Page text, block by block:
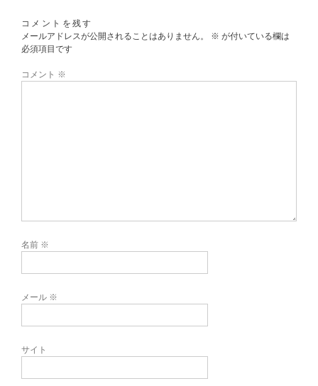
コメントを残す
メールアドレスが公開されることはありません。
※ が付いている欄は
必須項目です
コメント ※
名前 ※
メール ※
サイト